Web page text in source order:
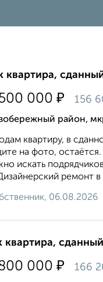
квартира,
000 ₽ 156
район,
квартиру, в
на фото,
искать
ремонт
06.08.2026
квартира,
000 ₽ 166